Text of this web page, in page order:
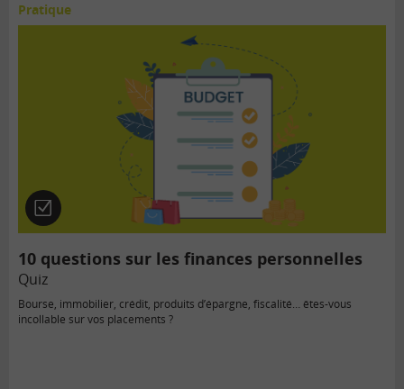
Pratique
Quiz
10 questions sur les finances personnelles
Quiz
Bourse, immobilier, crédit, produits d’épargne, fiscalité… êtes-vous
incollable sur vos placements ?